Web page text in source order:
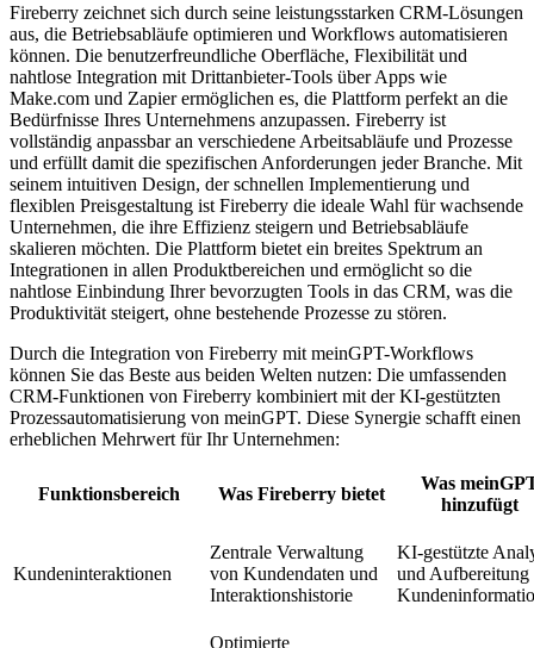
Fireberry zeichnet sich durch seine leistungsstarken CRM-Lösungen
aus, die Betriebsabläufe optimieren und Workflows automatisieren
können. Die benutzerfreundliche Oberfläche, Flexibilität und
nahtlose Integration mit Drittanbieter-Tools über Apps wie
Make.com und Zapier ermöglichen es, die Plattform perfekt an die
Bedürfnisse Ihres Unternehmens anzupassen. Fireberry ist
vollständig anpassbar an verschiedene Arbeitsabläufe und Prozesse
und erfüllt damit die spezifischen Anforderungen jeder Branche. Mit
seinem intuitiven Design, der schnellen Implementierung und
flexiblen Preisgestaltung ist Fireberry die ideale Wahl für wachsende
Unternehmen, die ihre Effizienz steigern und Betriebsabläufe
skalieren möchten. Die Plattform bietet ein breites Spektrum an
Integrationen in allen Produktbereichen und ermöglicht so die
nahtlose Einbindung Ihrer bevorzugten Tools in das CRM, was die
Produktivität steigert, ohne bestehende Prozesse zu stören.
Durch die Integration von Fireberry mit meinGPT-Workflows
können Sie das Beste aus beiden Welten nutzen: Die umfassenden
CRM-Funktionen von Fireberry kombiniert mit der KI-gestützten
Prozessautomatisierung von meinGPT. Diese Synergie schafft einen
erheblichen Mehrwert für Ihr Unternehmen:
Funktionsbereich Was Fireberry bietet
Was
hinzufügt
Kundeninteraktionen
Zentrale Verwaltung
von Kundendaten und
Interaktionshistorie
KI-gestützte
und Aufbereitung
Optimierte